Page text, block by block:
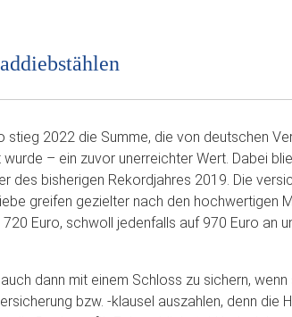
2022 die Summe, die von deutschen
– ein zuvor unerreichter Wert. Dabei
des bisherigen Rekordjahres 2019. Die
greifen gezielter nach den hochwertigen
Euro, schwoll jedenfalls auf 970 Euro an
dann mit einem Schloss zu sichern, wenn
bzw. -klausel auszahlen, denn die